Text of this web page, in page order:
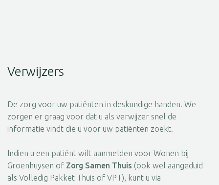
Verwijzers
De zorg voor uw patiënten in deskundige handen. We
zorgen er graag voor dat u als verwijzer snel de
informatie vindt die u voor uw patiënten zoekt.
Indien u een patiënt wilt aanmelden voor Wonen bij
Groenhuysen of Zorg Samen Thuis (ook wel aangeduid
als Volledig Pakket Thuis of VPT), kunt u via